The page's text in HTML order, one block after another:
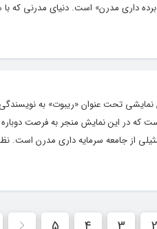
داری مدرن» است. دنیای مدرنی
که در این نمایش منجر به فرصت
از جامعه سرمایه داری مدرن است.